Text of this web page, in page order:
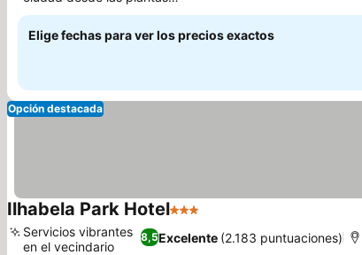
altas
Elige fechas para ver los precios exactos
Opción destacada
Ilhabela Park Hotel3 Estrellas
8,5Excelente (2.183 puntuaciones)
Servicios vibrantes
en el vecindario